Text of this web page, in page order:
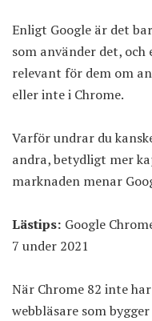
Enligt Google är det
som använder det,
relevant för dem om
eller inte i Chrome.
Varför undrar du
andra, betydligt mer
marknaden menar
Lästips: Google
7 under 2021
När Chrome 82 inte
webbläsare som